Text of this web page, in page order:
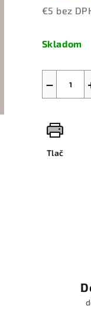
€5 bez
cena:
Skladom
−
Tlač